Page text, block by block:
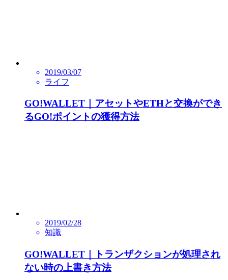
2019/03/07
ライフ
GO!WALLET｜アセットやETHと交換ができ
るGO!ポイントの獲得方法
2019/02/28
知識
GO!WALLET｜トランザクションが処理され
ない時の上書き方法